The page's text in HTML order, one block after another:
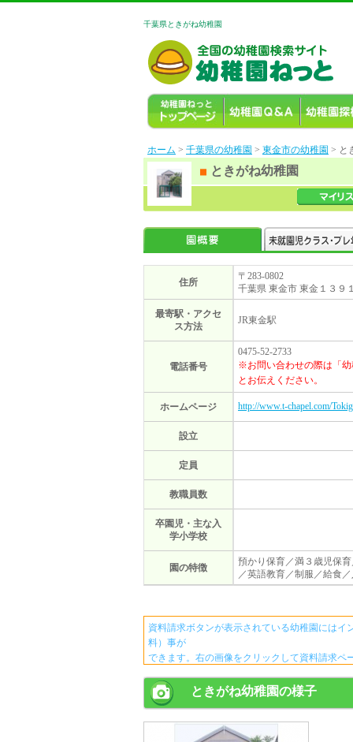
千葉県ときがね幼稚園
ホーム > 千葉県の幼稚園 > 東金市の幼稚園 > と
ときがね幼稚園
住所
〒283-0802
千葉県 東金市 東金１３９
最寄駅・アクセ
ス方法
JR東金駅
電話番号
0475-52-2733
※お問い合わせの際は「幼
とお伝えください。
ホームページ http://www.t-chapel.com/
設立
定員
教職員数
卒園児・主な入
学小学校
園の特徴
預かり保育／満３歳児保
／英語教育／制服／給食
資料請求ボタンが表示されている幼稚園にはイ
料）事が
できます。右の画像をクリックして資料請求ペ
ときがね幼稚園の様子